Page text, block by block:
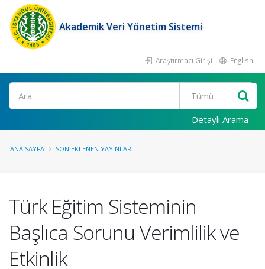
Akademik Veri Yönetim Sistemi
Araştırmacı Girişi English
Ara
Detaylı Arama
ANA SAYFA SON EKLENEN YAYINLAR
Türk Eğitim Sisteminin
Başlıca Sorunu Verimlilik ve
Etkinlik